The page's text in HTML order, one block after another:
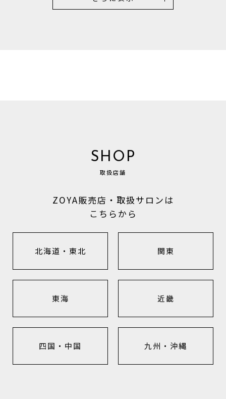
SHOP
取扱店舗
ZOYA販売店・取扱サロンは
こちらから
北海道・東北 関東
東海 近畿
四国・中国 九州・沖縄